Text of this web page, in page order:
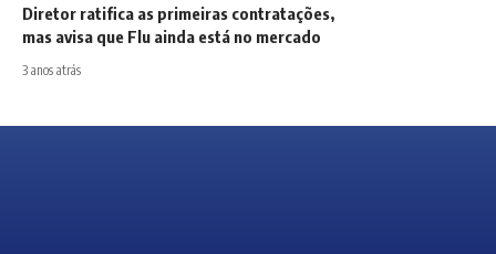
Diretor ratifica as primeiras contratações,
mas avisa que Flu ainda está no mercado
3 anos atrás